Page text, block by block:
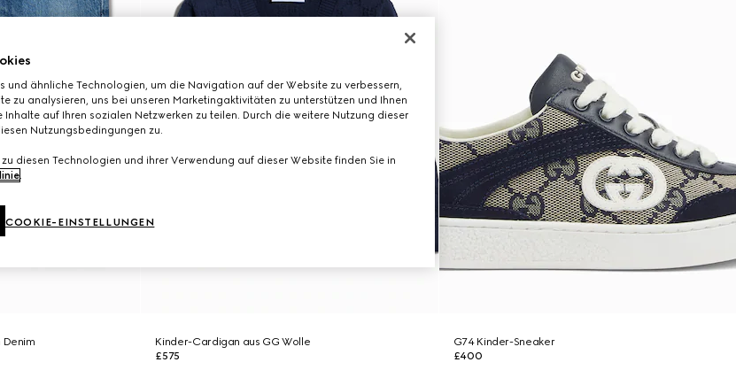
Kinder-Cardigan aus GG Wolle
£575
G74 Kinder-Sneaker
£400
und ähnliche Technologien, um die Navigation auf der Website zu verbessern,
zu analysieren, uns bei unseren Marketingaktivitäten zu unterstützen und Ihnen
Inhalte auf Ihren sozialen Netzwerken zu teilen. Durch die weitere Nutzung dieser
Nutzungsbedingungen zu.
diesen Technologien und ihrer Verwendung auf dieser Website finden Sie in
.
COOKIE-EINSTELLUNGEN